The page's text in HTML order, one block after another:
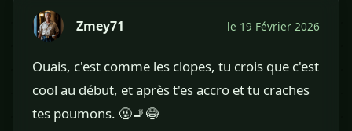
Zmey71 le 19 Février 2026
Ouais, c'est comme les clopes, tu crois que c'est
cool au début, et après t'es accro et tu craches
tes poumons. 🤬🚬😷